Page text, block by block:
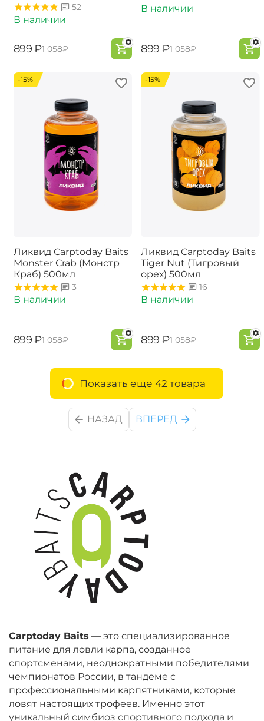
Carptoday Baits — это специализированное
питание для ловли карпа, созданное
спортсменами, неоднократными победителями
чемпионатов России, в тандеме с
профессиональными карпятниками, которые
ловят настоящих трофеев. Именно этот
уникальный симбиоз спортивного подхода и
52
В наличии
‍899‍ ₽‍1 058‍₽
В наличии
‍899‍ ₽‍1 058‍₽
-15%
Ликвид Carptoday Baits
Monster Crab (Монстр
Краб) 500мл
3
В наличии
‍899‍ ₽‍1 058‍₽
-15%
Ликвид Carptoday Baits
Tiger Nut (Тигровый
орех) 500мл
16
В наличии
‍899‍ ₽‍1 058‍₽
Показать еще 42 товара
НАЗАД ВПЕРЕД